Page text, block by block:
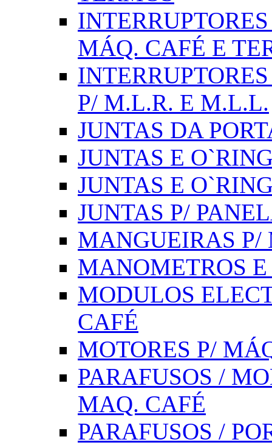
MÁQ. CAFÉ E
P/ M.L.R. E M.L.L.
JUNTAS DA
JUNTAS E
JUNTAS E
JUNTAS P/
MANGUEIRAS
MANOMETROS
MODULOS
CAFÉ
MOTORES P/
PARAFUSOS /
MAQ. CAFÉ
PARAFUSOS /